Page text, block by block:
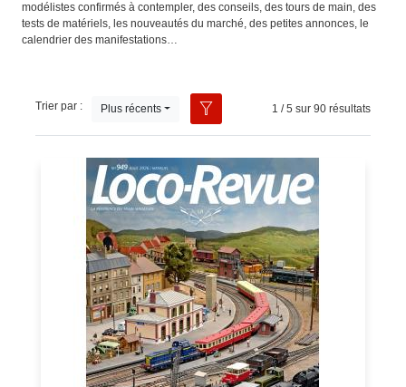
modélistes confirmés à contempler, des conseils, des tours de main, des
tests de matériels, les nouveautés du marché, des petites annonces, le
calendrier des manifestations…
1 / 5 sur 90 résultats
Trier par : Plus récents